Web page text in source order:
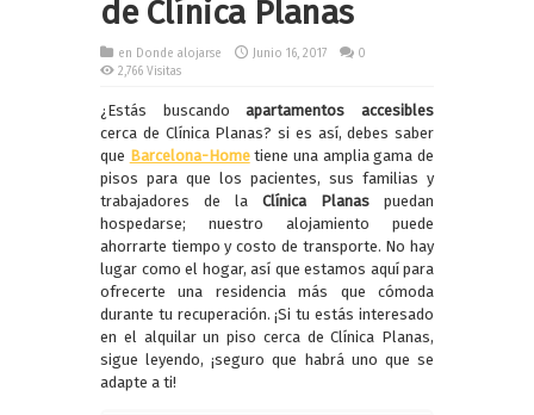
de Clínica Planas
en Donde alojarse Junio 16, 2017
0
2,766 Visitas
¿Estás buscandoapartamentos accesibles
cerca de Clínica Planas? si es así, debes saber
que Barcelona-Hometiene una amplia gama de
pisos para que los pacientes, sus familias y
trabajadores de la Clínica Planas puedan
hospedarse; nuestro alojamiento puede
ahorrarte tiempo y costo de transporte. No hay
lugar como el hogar, así que estamos aquí para
ofrecerte una residencia más que cómoda
durante tu recuperación. ¡Si tu estás interesado
en el alquilar un piso cerca de Clínica Planas,
sigue leyendo, ¡seguro que habrá uno que se
adapte a ti!